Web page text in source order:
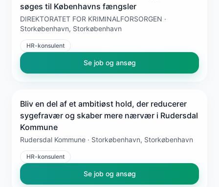
søges til Københavns fængsler
DIREKTORATET FOR KRIMINALFORSORGEN ·
Storkøbenhavn, Storkøbenhavn
HR-konsulent
Se job og ansøg
Bliv en del af et ambitiøst hold, der reducerer
sygefravær og skaber mere nærvær i Rudersdal
Kommune
Rudersdal Kommune · Storkøbenhavn, Storkøbenhavn
HR-konsulent
Se job og ansøg